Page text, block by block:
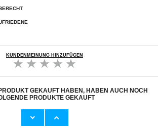
KUNDENMEINUNG HINZUFÜGEN
GEKAUFT HABEN, HABEN AUCH NOCH
PRODUKTE GEKAUFT
Cover Panzerglas
Realme 12 Pro/12 Pro+ Privacy Full Cover